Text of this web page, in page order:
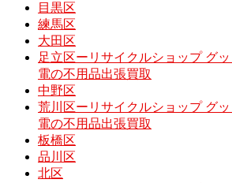
目黒区
練馬区
大田区
足立区ーリサイクルショップ グ
電の不用品出張買取
中野区
荒川区ーリサイクルショップ グ
電の不用品出張買取
板橋区
品川区
北区